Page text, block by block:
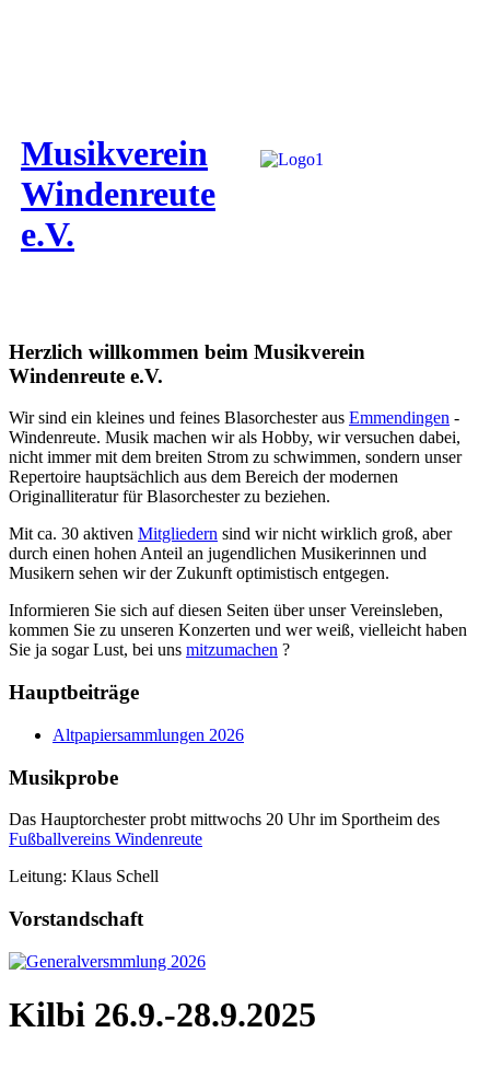
Musikverein
Windenreute
e.V.
Herzlich willkommen beim Musikverein
Windenreute e.V.
Wir sind ein kleines und feines Blasorchester aus Emmendingen -
Windenreute. Musik machen wir als Hobby, wir versuchen dabei,
nicht immer mit dem breiten Strom zu schwimmen, sondern unser
Repertoire hauptsächlich aus dem Bereich der modernen
Originalliteratur für Blasorchester zu beziehen.
Mit ca. 30 aktiven Mitgliedern sind wir nicht wirklich groß, aber
durch einen hohen Anteil an jugendlichen Musikerinnen und
Musikern sehen wir der Zukunft optimistisch entgegen.
Informieren Sie sich auf diesen Seiten über unser Vereinsleben,
kommen Sie zu unseren Konzerten und wer weiß, vielleicht haben
Sie ja sogar Lust, bei uns mitzumachen ?
Hauptbeiträge
Altpapiersammlungen 2026
Musikprobe
Das Hauptorchester probt mittwochs 20 Uhr im Sportheim des
Fußballvereins Windenreute
Leitung: Klaus Schell
Vorstandschaft
Kilbi 26.9.-28.9.2025